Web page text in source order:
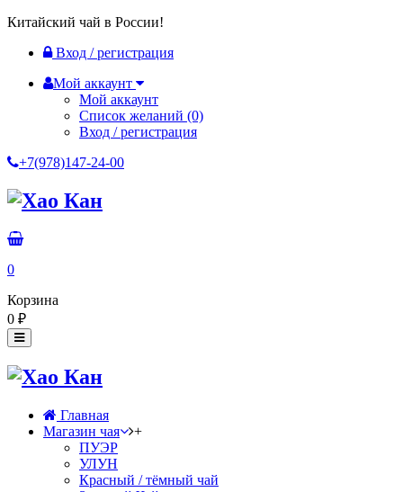
Китайский чай в России!
Вход / регистрация
Мой аккаунт
Мой аккаунт
Список желаний (0)
Вход / регистрация
+7(978)147-24-00
0
Корзина
0 ₽
Главная
Магазин чая
+
ПУЭР
УЛУН
Красный / тёмный чай